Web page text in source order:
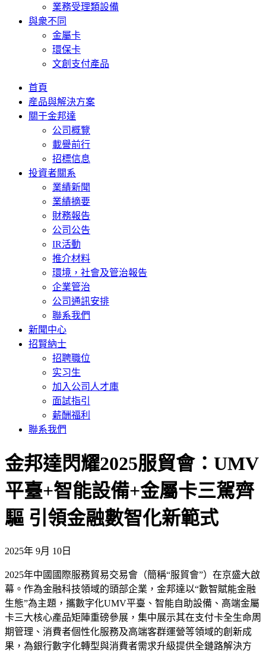
業務受理類設備
與衆不同
金屬卡
環保卡
文創支付產品
首頁
産品與解決方案
關于金邦達
公司概覽
載譽前行
招標信息
投資者關系
業績新聞
業績摘要
財務報告
公司公告
IR活動
推介材料
環境，社會及管治報告
企業管治
公司通訊安排
聯系我們
新聞中心
招賢納士
招聘職位
实习生
加入公司人才庫
面試指引
薪酬福利
聯系我們
金邦達閃耀2025服貿會：UMV
平臺+智能設備+金屬卡三駕齊
驅 引領金融數智化新範式​
2025年 9月 10日
2025年中國國際服務貿易交易會（簡稱“服貿會”）在京盛大啟
幕。作為金融科技領域的頭部企業，金邦達以“數智賦能金融
生態”為主題，攜數字化UMV平臺、智能自助設備、高端金屬
卡三大核心產品矩陣重磅參展，集中展示其在支付卡全生命周
期管理、消費者個性化服務及高端客群運營等領域的創新成
果，為銀行數字化轉型與消費者需求升級提供全鏈路解決方